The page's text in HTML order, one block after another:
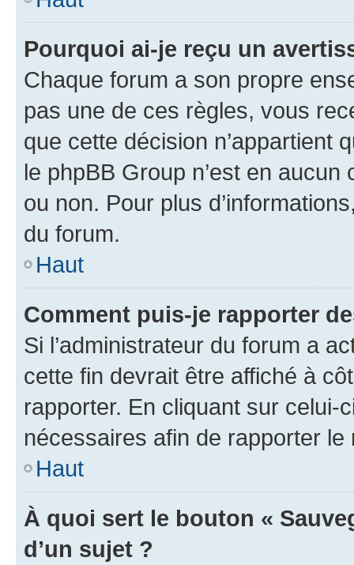
Pourquoi ai-je reçu un
Chaque forum a son propre
pas une de ces règles, vous
que cette décision n’appartient
le phpBB Group n’est en
ou non. Pour plus
du forum.
Haut
Comment puis-je rapporter
Si l’administrateur du forum a
cette fin devrait être affiché à
rapporter. En cliquant sur
nécessaires afin de rapporter le
Haut
À quoi sert le bouton «
d’un sujet ?